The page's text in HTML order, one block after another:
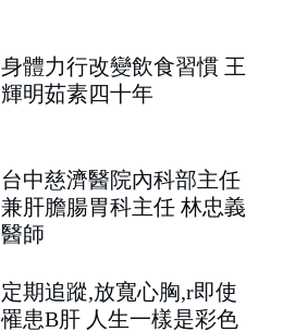
身體力行改變飲食習慣 王
輝明茹素四十年
台中慈濟醫院內科部主任
兼肝膽腸胃科主任 林忠義
醫師
定期追蹤,放寬心胸,r即使
罹患B肝 人生一樣是彩色